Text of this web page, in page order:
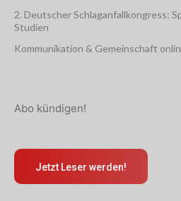
2. Deutscher Schlaganfallkongress:
Studien
Kommunikation & Gemeinschaft
Abo kündigen!
Jetzt Leser werden!